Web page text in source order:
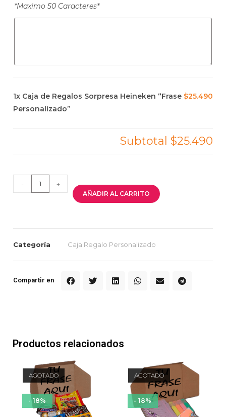
*Maximo 50 Caracteres*
1x Caja de Regalos Sorpresa Heineken “Frase
Personalizado”
$25.490
Subtotal $25.490
- +
AÑADIR AL CARRITO
Categoría Caja Regalo Personalizado
Compartir en
Productos relacionados
AGOTADO
- 18%
AGOTADO
- 18%